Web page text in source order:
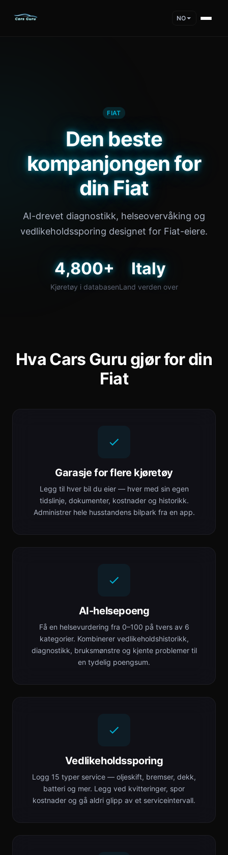
NO
FIAT
Den beste
kompanjongen for
din Fiat
AI-drevet diagnostikk, helseovervåking og
vedlikeholdssporing designet for Fiat-eiere.
4,800+
Kjøretøy i databasen
Italy
Land verden over
Hva Cars Guru gjør for din
Fiat
Garasje for flere kjøretøy
Legg til hver bil du eier — hver med sin egen
tidslinje, dokumenter, kostnader og historikk.
Administrer hele husstandens bilpark fra en app.
AI-helsepoeng
Få en helsevurdering fra 0–100 på tvers av 6
kategorier. Kombinerer vedlikeholdshistorikk,
diagnostikk, bruksmønstre og kjente problemer til
en tydelig poengsum.
Vedlikeholdssporing
Logg 15 typer service — oljeskift, bremser, dekk,
batteri og mer. Legg ved kvitteringer, spor
kostnader og gå aldri glipp av et serviceintervall.